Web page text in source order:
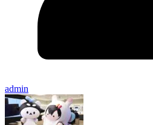
admin